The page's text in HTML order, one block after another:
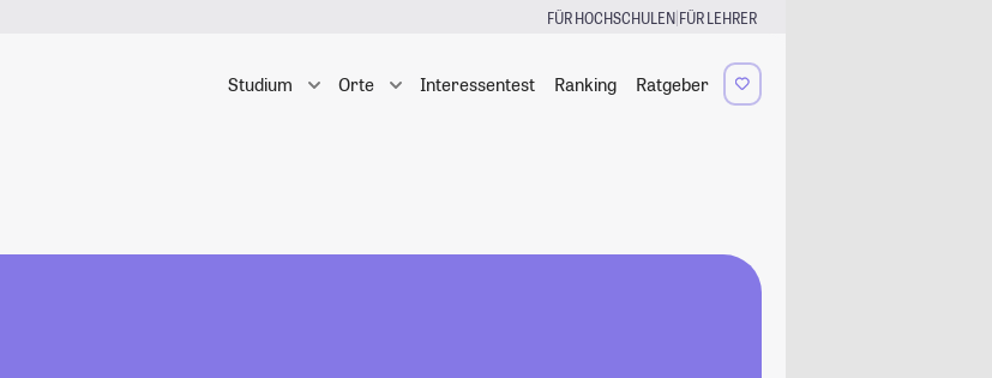
FÜR HOCHSCHULEN|FÜR LEHRER
Studium Orte Interessentest Ranking Ratgeber